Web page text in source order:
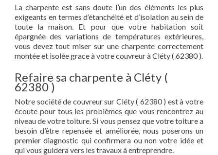
La charpente est sans doute l’un des éléments les plus
exigeants en termes d’étanchéité et d’isolation au sein de
toute la maison. Et pour que votre habitation soit
épargnée des variations de températures extérieures,
vous devez tout miser sur une charpente correctement
montée et isolée grace à votre couvreur à Cléty ( 62380 ).
Refaire sa charpente à Cléty (
62380 )
Notre société de couvreur sur Cléty ( 62380 ) est à votre
écoute pour tous les problèmes que vous rencontrez au
niveau de votre toiture. Si vous pensez que votre toiture a
besoin d’être repensée et améliorée, nous poserons un
premier diagnostic qui confirmera ou non votre idée et
qui vous guidera vers les travaux à entreprendre.